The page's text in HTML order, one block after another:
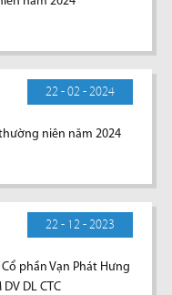
22 - 02 - 2024
niên năm 2024
22 - 12 - 2023
phần Vạn Phát Hưng
DL CTC